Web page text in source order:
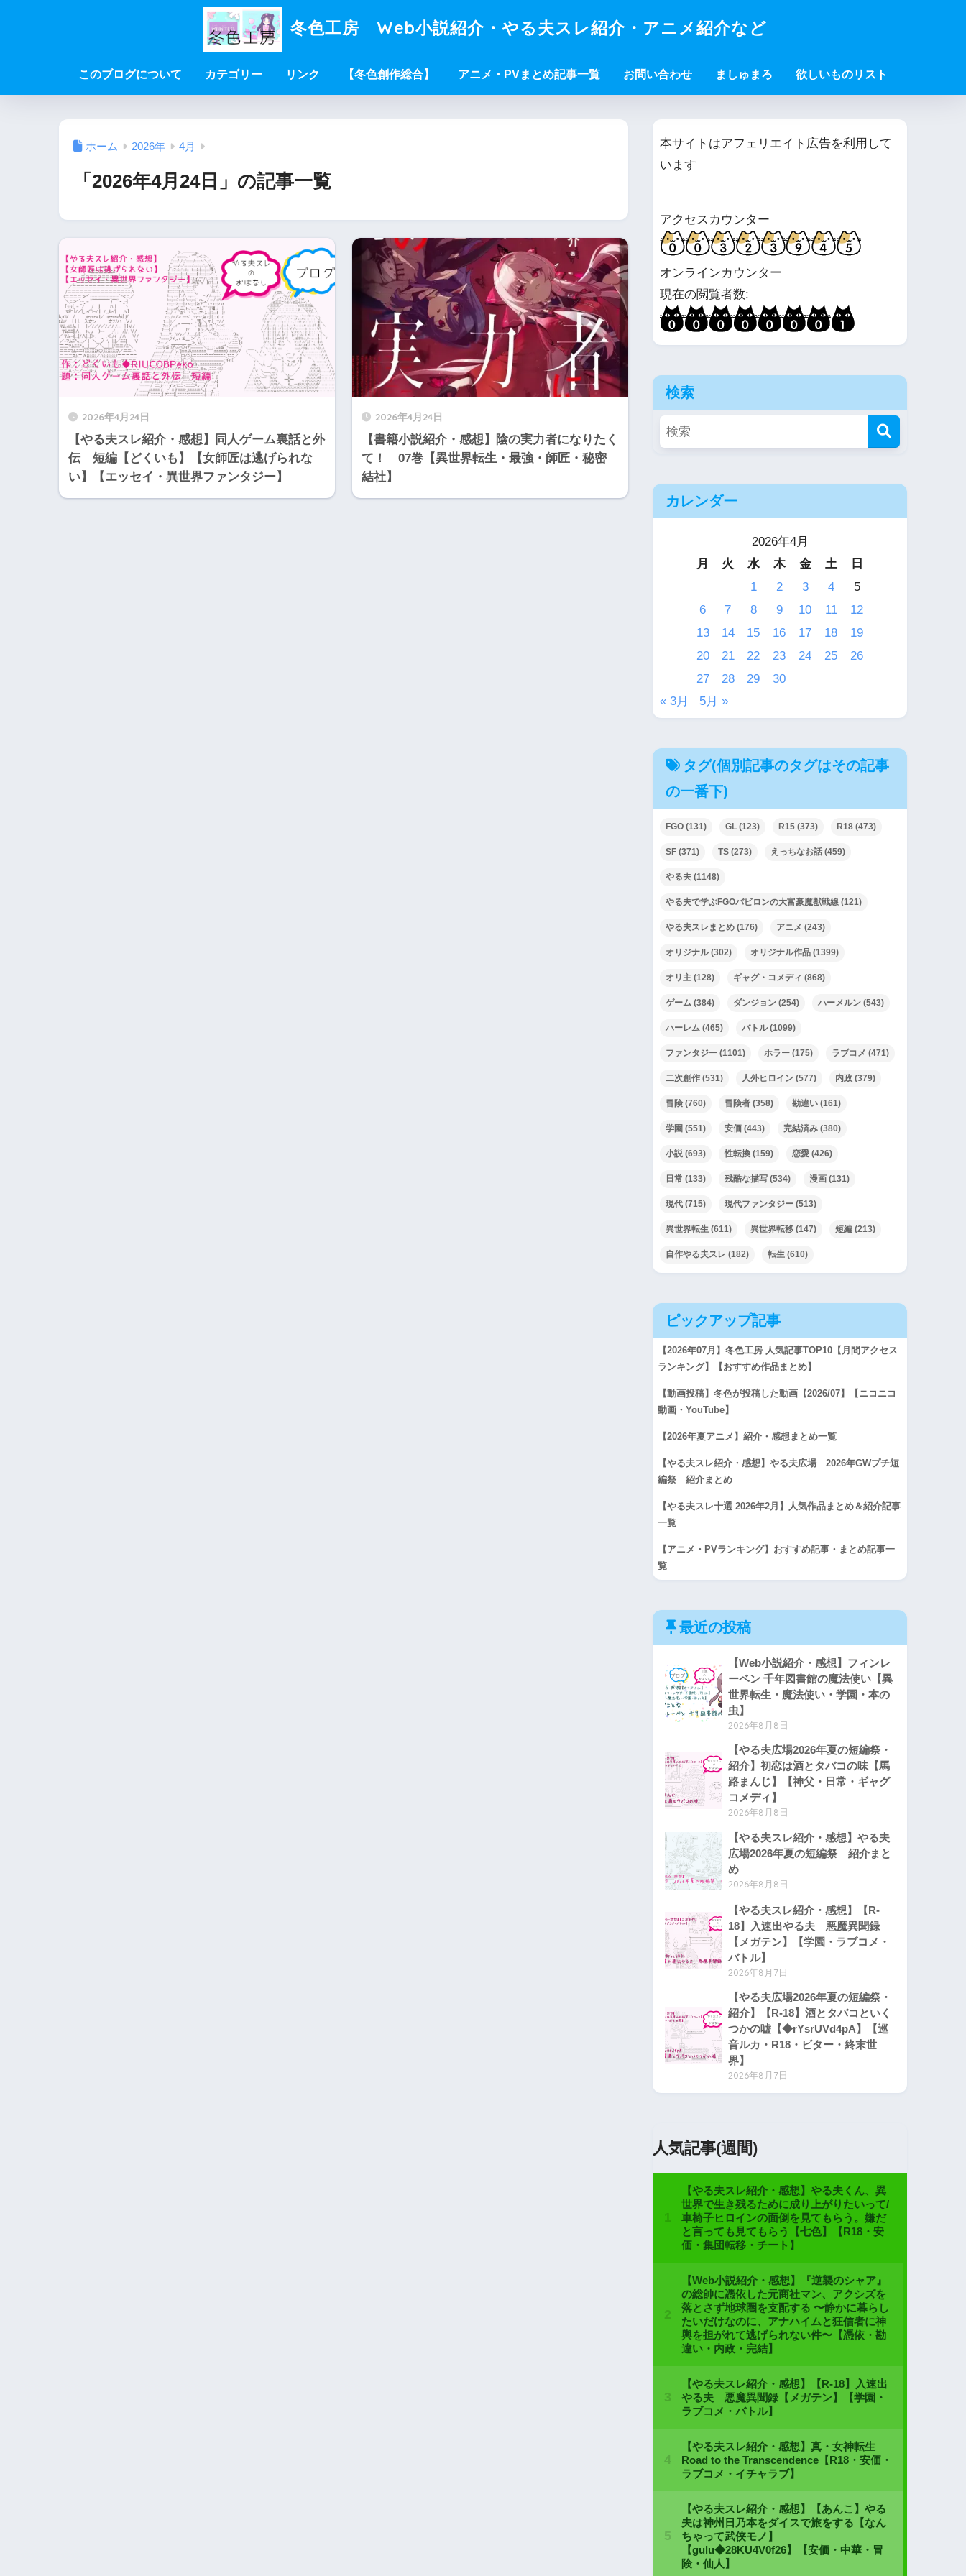
冬色工房 Web小説紹介・やる夫スレ紹介・アニメ紹介など
このブログについて カテゴリー リンク 【冬色創作総合】 アニメ・PVまとめ記事一覧 お問い合わせ ましゅまろ 欲しいものリスト
ホーム 2026年 4月
「2026年4月24日」の記事一覧
2026年4月24日
【やる夫スレ紹介・感想】同人ゲーム裏話と外
伝 短編【どくいも】【女師匠は逃げられな
い】【エッセイ・異世界ファンタジー】
2026年4月24日
【書籍小説紹介・感想】陰の実力者になりたく
て！ 07巻【異世界転生・最強・師匠・秘密
結社】
本サイトはアフェリエイト広告を利用して
います
アクセスカウンター
オンラインカウンター
現在の閲覧者数:
検索
カレンダー
2026年4月
月
火 水 木 金 土
日
1
2 3 4
5
6
7 8 9 10 11
12
13
14 15 16 17 18
19
20
21 22 23 24 25
26
27
28 29
30
« 3月
5月 »
タグ(個別記事のタグはその記事
の一番下)
FGO (131) GL (123) R15 (373) R18 (473)
SF (371) TS (273) えっちなお話 (459)
やる夫 (1148)
やる夫で学ぶFGOバビロンの大富豪魔獣戦線 (121)
やる夫スレまとめ (176) アニメ (243)
オリジナル(302) オリジナル作品 (1399)
オリ主 (128) ギャグ・コメディ (868)
ゲーム (384) ダンジョン (254) ハーメルン (543)
ハーレム (465) バトル(1099)
ファンタジー (1101) ホラー (175) ラブコメ (471)
二次創作 (531) 人外ヒロイン (577) 内政 (379)
冒険 (760) 冒険者 (358) 勘違い (161)
学園 (551) 安価 (443) 完結済み (380)
小説(693) 性転換 (159) 恋愛 (426)
日常 (133) 残酷な描写 (534) 漫画 (131)
現代 (715) 現代ファンタジー (513)
異世界転生 (611) 異世界転移 (147) 短編 (213)
自作やる夫スレ (182) 転生 (610)
ピックアップ記事
【2026年07月】冬色工房 人気記事TOP10【月間アクセス
ランキング】【おすすめ作品まとめ】
【動画投稿】冬色が投稿した動画【2026/07】【ニコニコ
動画・YouTube】
【2026年夏アニメ】紹介・感想まとめ一覧
【やる夫スレ紹介・感想】やる夫広場 2026年GWプチ短
編祭 紹介まとめ
【やる夫スレ十選 2026年2月】人気作品まとめ＆紹介記事
一覧
【アニメ・PVランキング】おすすめ記事・まとめ記事一
覧
最近の投稿
【Web小説紹介・感想】フィンレ
ーベン 千年図書館の魔法使い【異
世界転生・魔法使い・学園・本の
虫】
2026年8月8日
【やる夫広場2026年夏の短編祭・
紹介】初恋は酒とタバコの味【馬
路まんじ】【神父・日常・ギャグ
コメディ】
2026年8月8日
【やる夫スレ紹介・感想】やる夫
広場2026年夏の短編祭 紹介まと
め
2026年8月8日
【やる夫スレ紹介・感想】【R-
18】入速出やる夫 悪魔異聞録
【メガテン】【学園・ラブコメ・
バトル】
2026年8月7日
【やる夫広場2026年夏の短編祭・
紹介】【R-18】酒とタバコといく
つかの嘘【◆rYsrUVd4pA】【巡
音ルカ・R18・ビター・終末世
界】
2026年8月7日
人気記事(週間)